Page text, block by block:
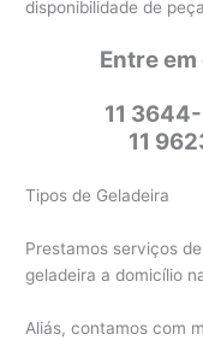
disponibilidade de
Entre
11
11
Tipos de Geladeira
Prestamos serviços de
geladeira a domicílio
Aliás, contamos com